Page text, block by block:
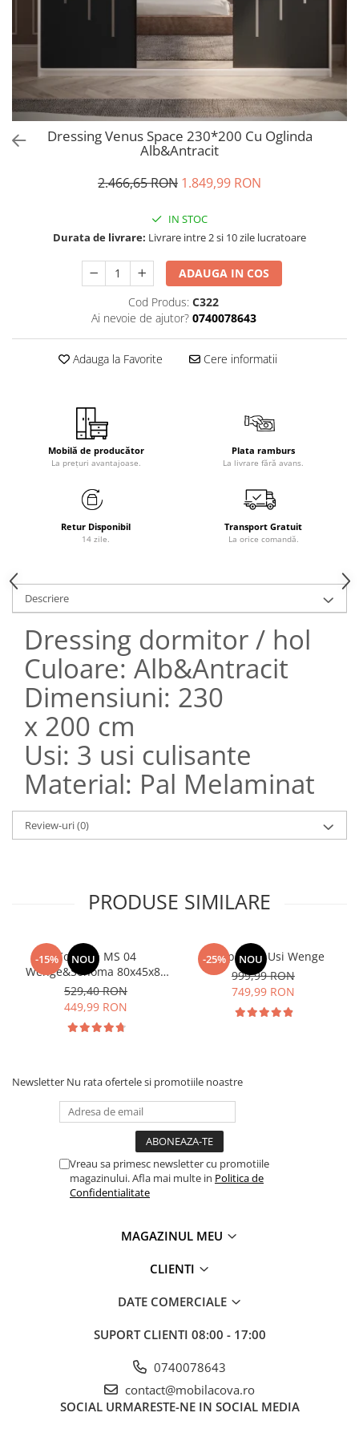
Dressing Venus Space 230*200 Cu Oglinda
Alb&Antracit
2.466,65 RON 1.849,99 RON
IN STOC
Durata de livrare: Livrare intre 2 si 10 zile lucratoare
ADAUGA IN COS
Cod Produs: C322
Ai nevoie de ajutor? 0740078643
Adauga la Favorite Cere informatii
Mobilă de producător
La prețuri avantajoase.
Plata ramburs
La livrare fără avans.
Retur Disponibil
14 zile.
Transport Gratuit
La orice comandă.
Descriere
Dressing dormitor / hol
Culoare: Alb&Antracit
Dimensiuni: 230
x 200 cm
Usi: 3 usi culisante
Material: Pal Melaminat
Review-uri(0)
PRODUSE SIMILARE
-15% NOU
Comoda MS 04
Wenge&Sonoma 80x45x85
cm
529,40 RON
449,99 RON
-25% NOU
Dulap Rio 3 Usi Wenge
999,99 RON
749,99 RON
Newsletter Nu rata ofertele si promotiile noastre
Vreau sa primesc newsletter cu promotiile
magazinului. Afla mai multe in Politica de
Confidentialitate
MAGAZINUL MEU
CLIENTI
DATE COMERCIALE
SUPORT CLIENTI 08:00 - 17:00
0740078643
contact@mobilacova.ro
SOCIAL URMARESTE-NE IN SOCIAL MEDIA